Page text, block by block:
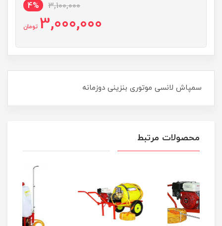
3,100,000
4%
3,000,000 تومان
سمپاش لانسی موتوری بنزینی دوزمانه
محصولات مرتبط